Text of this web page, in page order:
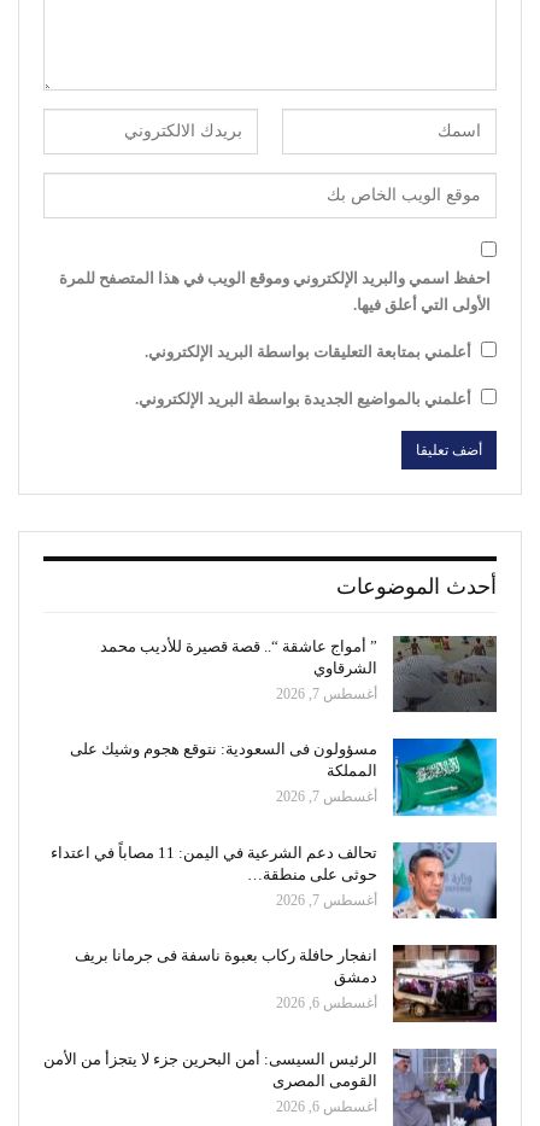
احفظ اسمي والبريد الإلكتروني وموقع الويب في هذا المتصفح للمرة
الأولى التي أعلق فيها.
أعلمني بمتابعة التعليقات بواسطة البريد الإلكتروني.
أعلمني بالمواضيع الجديدة بواسطة البريد الإلكتروني.
أحدث الموضوعات
” أمواج عاشقة “.. قصة قصيرة للأديب محمد
الشرقاوي
أغسطس 7, 2026
مسؤولون فى السعودية: نتوقع هجوم وشيك على
المملكة
أغسطس 7, 2026
تحالف دعم الشرعية في اليمن: 11 مصاباً في اعتداء
حوثى على منطقة…
أغسطس 7, 2026
انفجار حافلة ركاب بعبوة ناسفة فى جرمانا بريف
دمشق
أغسطس 6, 2026
الرئيس السيسى: أمن البحرين جزء لا يتجزأ من الأمن
القومى المصرى
أغسطس 6, 2026